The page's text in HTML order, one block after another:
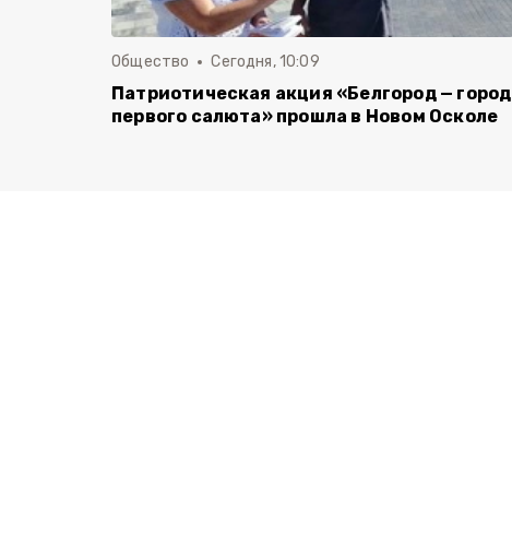
Общество Сегодня, 10:09
Патриотическая акция «Белгород — город
первого салюта» прошла в Новом Осколе